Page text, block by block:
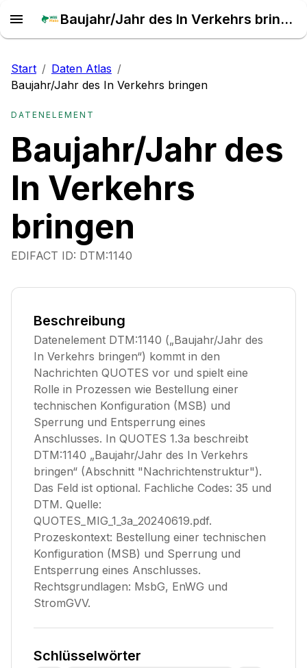
Baujahr/Jahr des In Verkehrs bringen – Daten Atlas
Start / Daten Atlas /
Baujahr/Jahr des In Verkehrs bringen
DATENELEMENT
Baujahr/Jahr des
In Verkehrs
bringen
EDIFACT ID: DTM:1140
Beschreibung
Datenelement DTM:1140 („Baujahr/Jahr des
In Verkehrs bringen“) kommt in den
Nachrichten QUOTES vor und spielt eine
Rolle in Prozessen wie Bestellung einer
technischen Konfiguration (MSB) und
Sperrung und Entsperrung eines
Anschlusses. In QUOTES 1.3a beschreibt
DTM:1140 „Baujahr/Jahr des In Verkehrs
bringen“ (Abschnitt "Nachrichtenstruktur").
Das Feld ist optional. Fachliche Codes: 35 und
DTM. Quelle:
QUOTES_MIG_1_3a_20240619.pdf.
Prozeskontext: Bestellung einer technischen
Konfiguration (MSB) und Sperrung und
Entsperrung eines Anschlusses.
Rechtsgrundlagen: MsbG, EnWG und
StromGVV.
Schlüsselwörter